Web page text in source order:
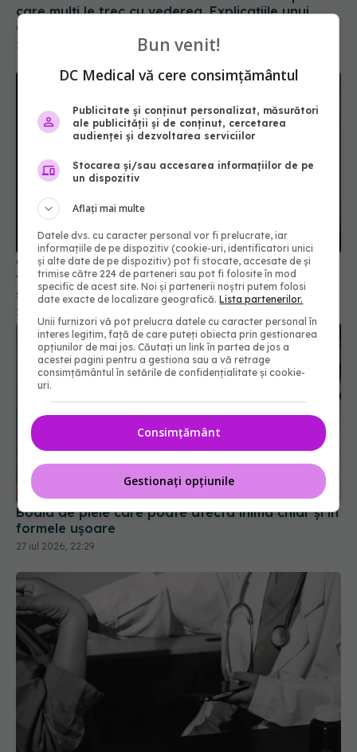
care mulți le trec cu vederea. Explicațiile unui
cardiolog
14 iul 2026, 16:51
Greșeala pe care o fac mulți când le crește
tensiunea. Un cardiolog explică de ce Captoprilul
sub limbă nu este recomandat
28 iul 2026, 15:54
Boala de piele care poate afecta inima chiar și în
formele ușoare
27 iul 2026, 22:29
Bun venit!
DC Medical vă cere consimțământul
Publicitate și conținut personalizat, măsurători
ale publicității și de conținut, cercetarea
audienței și dezvoltarea serviciilor
Stocarea și/sau accesarea informațiilor de pe
un dispozitiv
Aflați mai multe
Datele dvs. cu caracter personal vor fi prelucrate, iar
informațiile de pe dispozitiv (cookie-uri, identificatori unici
și alte date de pe dispozitiv) pot fi stocate, accesate de și
trimise către 224 de parteneri sau pot fi folosite în mod
specific de acest site. Noi și partenerii noștri putem folosi
date exacte de localizare geografică.Lista partenerilor.
Unii furnizori vă pot prelucra datele cu caracter personal în
interes legitim, față de care puteți obiecta prin gestionarea
opțiunilor de mai jos. Căutați un link în partea de jos a
acestei pagini pentru a gestiona sau a vă retrage
consimțământul în setările de confidențialitate și cookie-
uri.
Consimțământ
Gestionați opțiunile